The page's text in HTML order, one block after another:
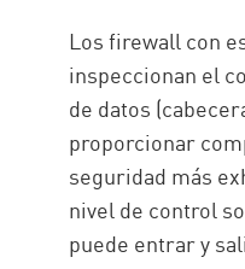
Los firewall con
inspeccionan el
de datos
proporcionar
seguridad más
nivel de control
puede entrar y